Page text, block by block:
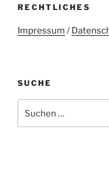
RECHTLICHES
Impressum /
SUCHE
nach: